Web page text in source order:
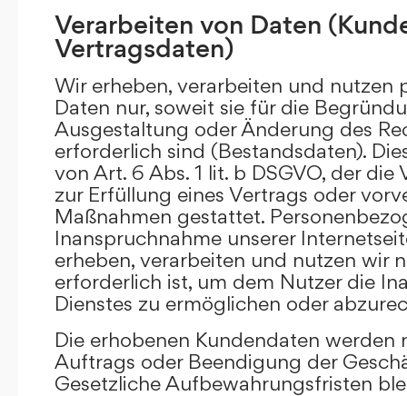
Verarbeiten von Daten
Vertragsdaten)
Wir erheben, verarbeiten und nutzen
Daten nur, soweit sie für die
Ausgestaltung oder Änderung des
erforderlich sind (Bestandsdaten).
von Art. 6 Abs. 1 lit. b DSGVO, der
zur Erfüllung eines Vertrags oder
Maßnahmen gestattet.
Inanspruchnahme unserer
erheben, verarbeiten und nutzen wir
erforderlich ist, um dem Nutzer die
Dienstes zu ermöglichen oder
Die erhobenen Kundendaten werden
Auftrags oder Beendigung der
Gesetzliche Aufbewahrungsfristen